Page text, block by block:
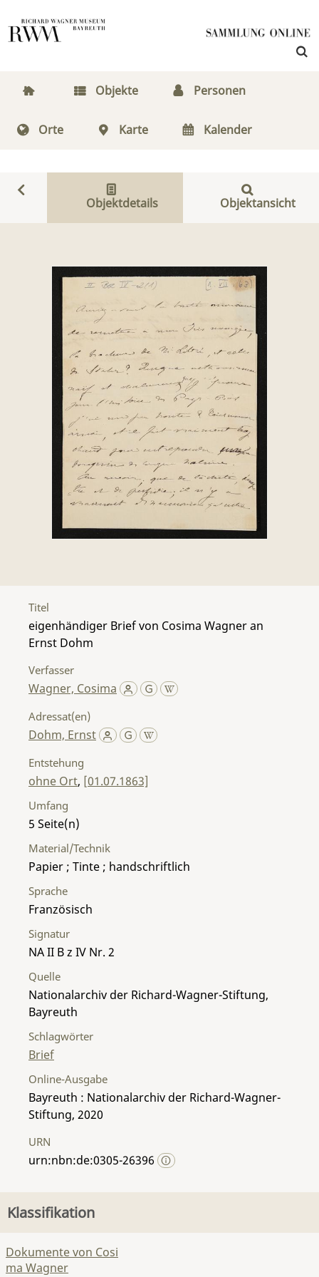
Objekte Personen
Orte Karte Kalender
Objektdetails Objektansicht
Titel
eigenhändiger Brief von Cosima Wagner an
Ernst Dohm
Verfasser
Wagner, Cosima
Adressat(en)
Dohm, Ernst
Entstehung
ohne Ort, [01.07.1863]
Umfang
5
Material/Technik
Papier ; Tinte ; handschriftlich
Sprache
Französisch
Signatur
NA II B z IV Nr. 2
Quelle
Nationalarchiv der Richard-Wagner-Stiftung,
Bayreuth
Schlagwörter
Brief
Online-Ausgabe
Bayreuth : Nationalarchiv der Richard-Wagner-
Stiftung, 2020
URN
urn:nbn:de:0305-26396
Klassifikation
Dokumente von Cosi
ma Wagner